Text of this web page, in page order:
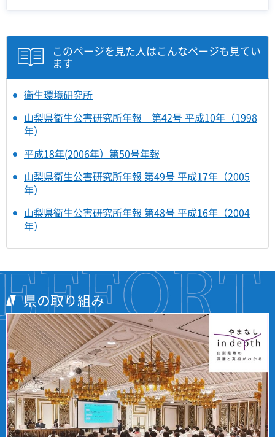
このページを見た人はこんなページも見てい
ます
衛生環境研究所
山梨県衛生公害研究所年報 第42号 平成10年（1998
年）
平成18年(2006年）第50号年報
山梨県衛生公害研究所年報 第49号 平成17年（2005
年）
山梨県衛生公害研究所年報 第48号 平成16年（2004
年）
県の取り組み